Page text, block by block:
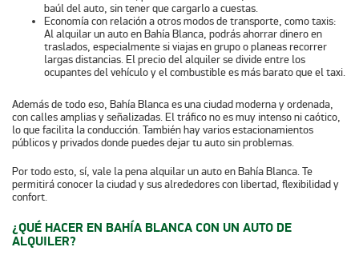
baúl del auto, sin tener que cargarlo a cuestas.
Economía con relación a otros modos de transporte, como taxis:
Al alquilar un auto en Bahía Blanca, podrás ahorrar dinero en
traslados, especialmente si viajas en grupo o planeas recorrer
largas distancias. El precio del alquiler se divide entre los
ocupantes del vehículo y el combustible es más barato que el taxi.
Además de todo eso, Bahía Blanca es unaciudad moderna y ordenada,
con calles amplias y señalizadas. El tráfico no es muy intenso ni caótico,
lo que facilita la conducción. También hay varios estacionamientos
públicos y privados donde puedes dejar tu auto sin problemas.
Por todo esto, sí, vale la pena alquilar un auto en Bahía Blanca. Te
permitirá conocer la ciudad y sus alrededores con libertad, flexibilidad y
confort.
¿QUÉ HACER EN BAHÍA BLANCA CON UN AUTO DE
ALQUILER?